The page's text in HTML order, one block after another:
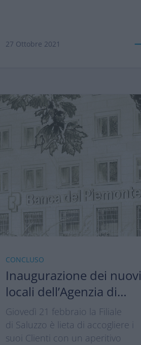
27 Ottobre 2021
CONCLUSO
Inaugurazione dei nuovi
locali dell’Agenzia di
Saluzzo
Giovedì 21 febbraio la Filiale
di Saluzzo è lieta di accogliere i
suoi Clienti con un aperitivo